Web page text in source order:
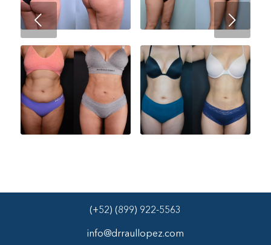
Next
(+52) (899) 922-5563
info@drraullopez.com